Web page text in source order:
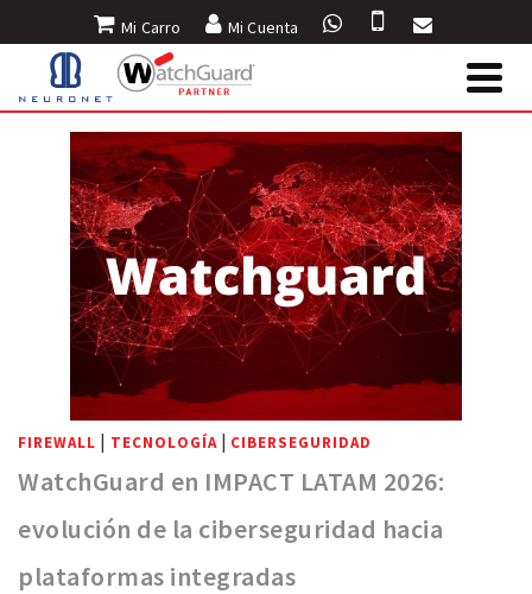
Mi Carro Mi Cuenta
INICIO BLOG » INTELIGENCIA ARTIFICIAL
FIREWALL | TECNOLOGÍA| CIBERSEGURIDAD
WatchGuard en IMPACT LATAM 2026:
evolución de la ciberseguridad hacia
plataformas integradas